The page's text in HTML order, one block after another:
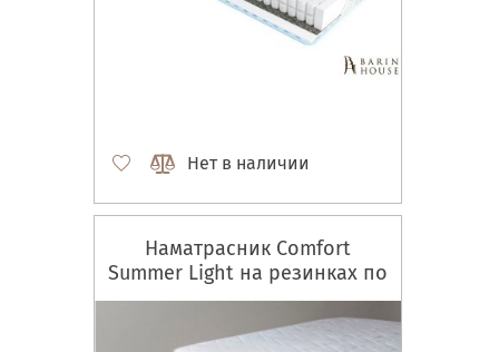
Нет в наличии
Наматрасник Comfort
Summer Light на резинках по
углам